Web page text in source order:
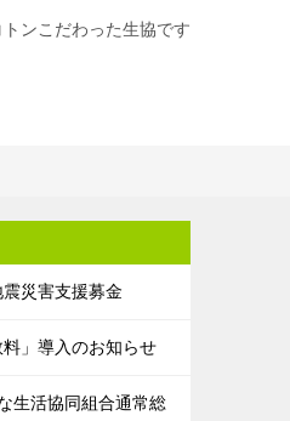
ンこだわった生協です
災害支援募金
料」導入のお知らせ
生活協同組合通常総